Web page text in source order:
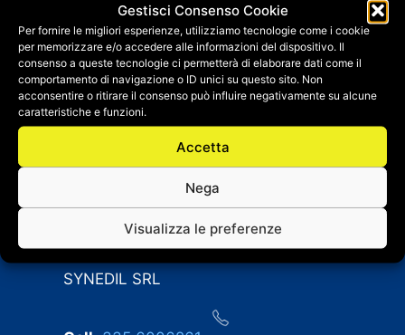
Gestisci Consenso Cookie
Per fornire le migliori esperienze, utilizziamo tecnologie come i cookie
per memorizzare e/o accedere alle informazioni del dispositivo. Il
consenso a queste tecnologie ci permetterà di elaborare dati come il
comportamento di navigazione o ID unici su questo sito. Non
acconsentire o ritirare il consenso può influire negativamente su alcune
caratteristiche e funzioni.
Accetta
Nega
Visualizza le preferenze
Salva il mio nome, email e sito web in questo
browser per la prossima volta che
commento.
CONTATTI
SYNEDIL SRL